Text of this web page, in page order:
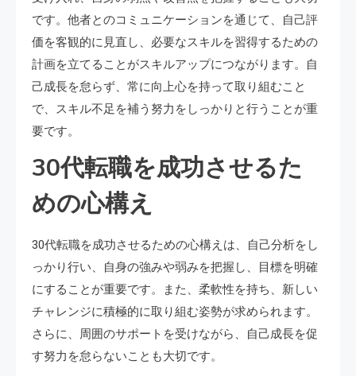
です。他者とのコミュニケーションを通じて、自己評
価を客観的に見直し、必要なスキルを習得するための
計画を立てることがスキルアップにつながります。自
己成長を怠らず、常に向上心を持って取り組むこと
で、スキル不足を補う努力をしっかりと行うことが重
要です。
30代転職を成功させるた
めの心構え
30代転職を成功させるための心構えは、自己分析をし
っかり行い、自身の強みや弱みを把握し、目標を明確
にすることが重要です。また、柔軟性を持ち、新しい
チャレンジに積極的に取り組む姿勢が求められます。
さらに、周囲のサポートを受けながら、自己成長を促
す努力を怠らないことも大切です。